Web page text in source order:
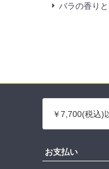
バラの香り
￥7,700(税込)
お支払い